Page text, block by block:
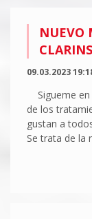
NUEVO
CLARINS
09.03.2023
Sigueme
de los
gustan a
Se trata de la